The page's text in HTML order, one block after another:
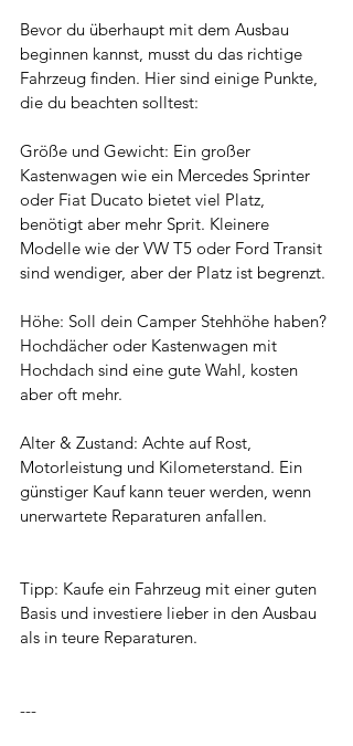
Bevor du überhaupt mit dem Ausbau
beginnen kannst, musst du das richtige
Fahrzeug finden. Hier sind einige Punkte,
die du beachten solltest:
Größe und Gewicht: Ein großer
Kastenwagen wie ein Mercedes Sprinter
oder Fiat Ducato bietet viel Platz,
benötigt aber mehr Sprit. Kleinere
Modelle wie der VW T5 oder Ford Transit
sind wendiger, aber der Platz ist begrenzt.
Höhe: Soll dein Camper Stehhöhe haben?
Hochdächer oder Kastenwagen mit
Hochdach sind eine gute Wahl, kosten
aber oft mehr.
Alter & Zustand: Achte auf Rost,
Motorleistung und Kilometerstand. Ein
günstiger Kauf kann teuer werden, wenn
unerwartete Reparaturen anfallen.
Tipp: Kaufe ein Fahrzeug mit einer guten
Basis und investiere lieber in den Ausbau
als in teure Reparaturen.
---